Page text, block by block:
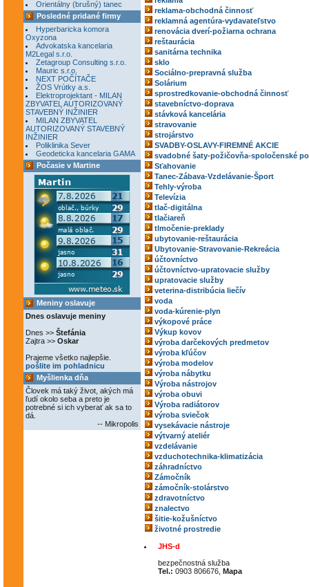
Orientálny (brušný) tanec
Posledné pridané firmy
Hyperbaricka komora
Oxyzona
Advokatska kancelaria
M2Legal s.r.o.
Zetagroup Consulting s.r.o.
Mauric s.r.o.
NEXT POČÍTAČE
ŽOS Vrútky a.s.
Elektroprojektant - MILAN
ZBYVATEL AUTORIZOVANÝ
STAVEBNÝ INŽINIER
MILAN ZBYVATEL
AUTORIZOVANÝ STAVEBNÝ
INŽINIER
Poliklinika Sever
Geodeticka kancelaria GAMA
Počasie v Martine
Meniny oslavuje
Dnes oslavuje meniny
Dnes >> Štefánia
Zajtra >> Oskar
Prajeme všetko najlepšie.
pošlite im pohladnicu
Myšlienka dňa
Človek má taký život, akých má
ľudí okolo seba a preto je
potrebné si ich vyberať ak sa to
dá.
-- Mikropolis
reklama-obchodná činnosť
reklamná agentúra-vydavateľstvo
renovácia dverí-požiarna ochrana
reštaurácia
sanitárna technika
sklo
Sociálno-prepravná služba
Solárium
sprostredkovanie-obchodná činnosť
stavebníctvo-doprava
stávková kancelária
stravovanie
strojárstvo
SVADBY-OSLAVY-FIREMNÉ AKCIE
svadobné šaty-požičovňa-spoločenské
Sťahovanie
Tanec-Zábava-Vzdelávanie-Šport
Tehly-výroba
Televízia
tlač-digitálna
tlačiareň
tlmočenie-preklady
ubytovanie-reštaurácia
Ubytovanie-Stravovanie-Rekreácia
účtovníctvo
účtovníctvo-upratovacie služby
upratovacie služby
veterina-distribúcia liečív
voda
voda-kúrenie-plyn
výkopové práce
Výkup kovov
výroba darčekových predmetov
výroba kľúčov
výroba modelov
výroba nábytku
Výroba nástrojov
výroba obuvi
Výroba radiátorov
výroba sviečok
vysekávacie nástroje
výtvarný ateliér
vzdelávanie
vzduchotechnika-klimatizácia
záhradníctvo
Zámočník
zámočník-stolárstvo
zdravotníctvo
znalectvo
šitie-kožušníctvo
životné prostredie
JHS-d
bezpečnostná služba
Tel.: 0903 806676, Mapa